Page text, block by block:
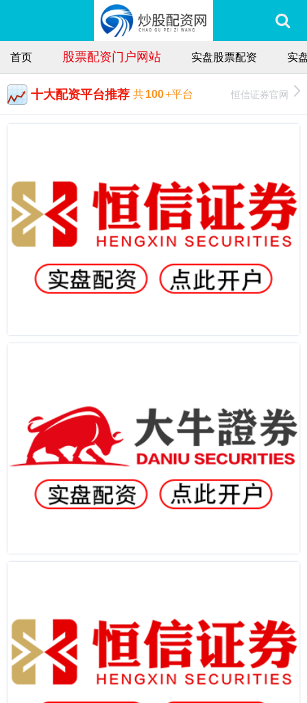
首页 股票配资门户网站 实盘股票配资 实
十大配资平台推荐 共100+平台 恒信证券官网